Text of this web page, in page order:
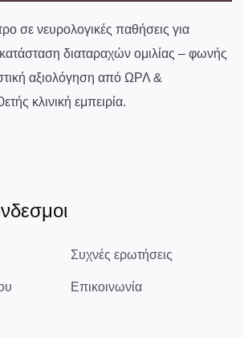
σε νευρολογικές παθήσεις για
διαταραχών ομιλίας – φωνής
αξιολόγηση από ΩΡΛ &
κλινική εμπειρία.
Συχνές ερωτήσεις
Επικοινωνία